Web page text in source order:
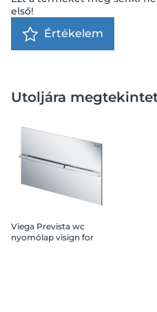
első!
Értékelem
Utoljára
Viega Prevista wc
nyomólap visign for